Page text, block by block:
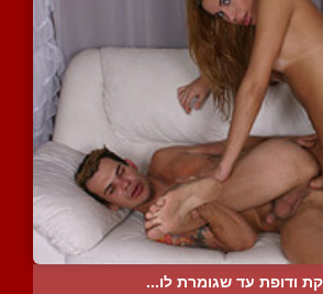
ודופת עד שגומרת לו...